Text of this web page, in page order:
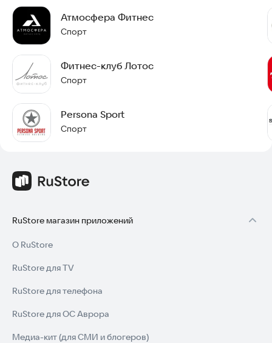
Атмосфера Фитнес
Спорт
Фитнес-клуб Лотос
Спорт
Persona Sport
Спорт
RuStore магазин приложений
О RuStore
RuStore для TV
RuStore для телефона
RuStore для ОС Аврора
Медиа-кит (для СМИ и блогеров)